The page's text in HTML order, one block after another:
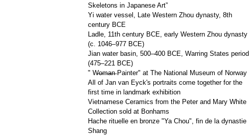
Skeletons in Japanese Art”
Yi water vessel, Late Western Zhou dynasty, 8th
century BCE
Ladle, 11th century BCE, early Western Zhou dynasty
(c. 1046–977 BCE)
Jian water basin, 500–400 BCE, Warring States period
(475–221 BCE)
" W̶o̶m̶a̶n̶ Painter" at The National Museum of Norway
All of Jan van Eyck's portraits come together for the
first time in landmark exhibition
Vietnamese Ceramics from the Peter and Mary White
Collection sold at Bonhams
Hache rituelle en bronze "Ya Chou", fin de la dynastie
Shang